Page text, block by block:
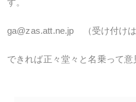
す。
ga@zas.att.ne.jp （受け付けは
できれば正々堂々と名乗って意